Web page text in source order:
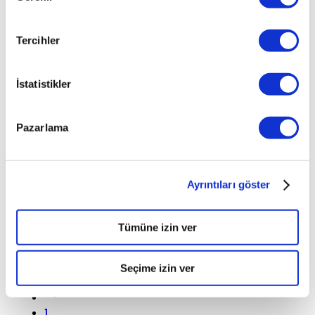
Tercihler
İstatistikler
Pazarlama
Ayrıntıları göster
Tümüne izin ver
Seçime izin ver
C4 FEEL BOLD 1.2 PURETECH 130 EAT8
E6.3